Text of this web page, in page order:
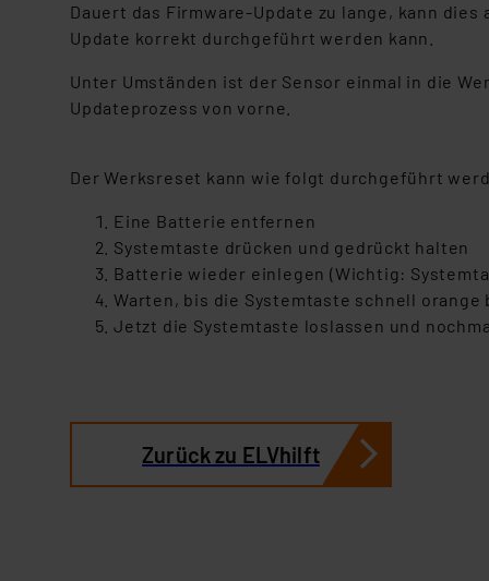
Dauert das Firmware-Update zu lange, kann
Update korrekt durchgeführt werden kann.
Unter Umständen ist der Sensor einmal in die
Updateprozess von vorne.
Der Werksreset kann wie folgt durchgeführt
Eine Batterie entfernen
Systemtaste drücken und gedrückt halten
Batterie wieder einlegen (Wichtig:
Warten, bis die Systemtaste schnell orange
Jetzt die Systemtaste loslassen und
Zurück zu ELVhilft